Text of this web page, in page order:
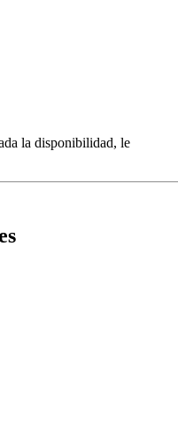
la disponibilidad, le